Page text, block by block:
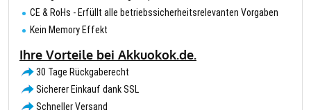
CE & RoHs - Erfüllt alle betriebssicherheitsrelevanten Vorgaben
Kein Memory Effekt
Ihre Vorteile bei Akkuokok.de.
30 Tage Rückgaberecht
Sicherer Einkauf dank SSL
Schneller Versand